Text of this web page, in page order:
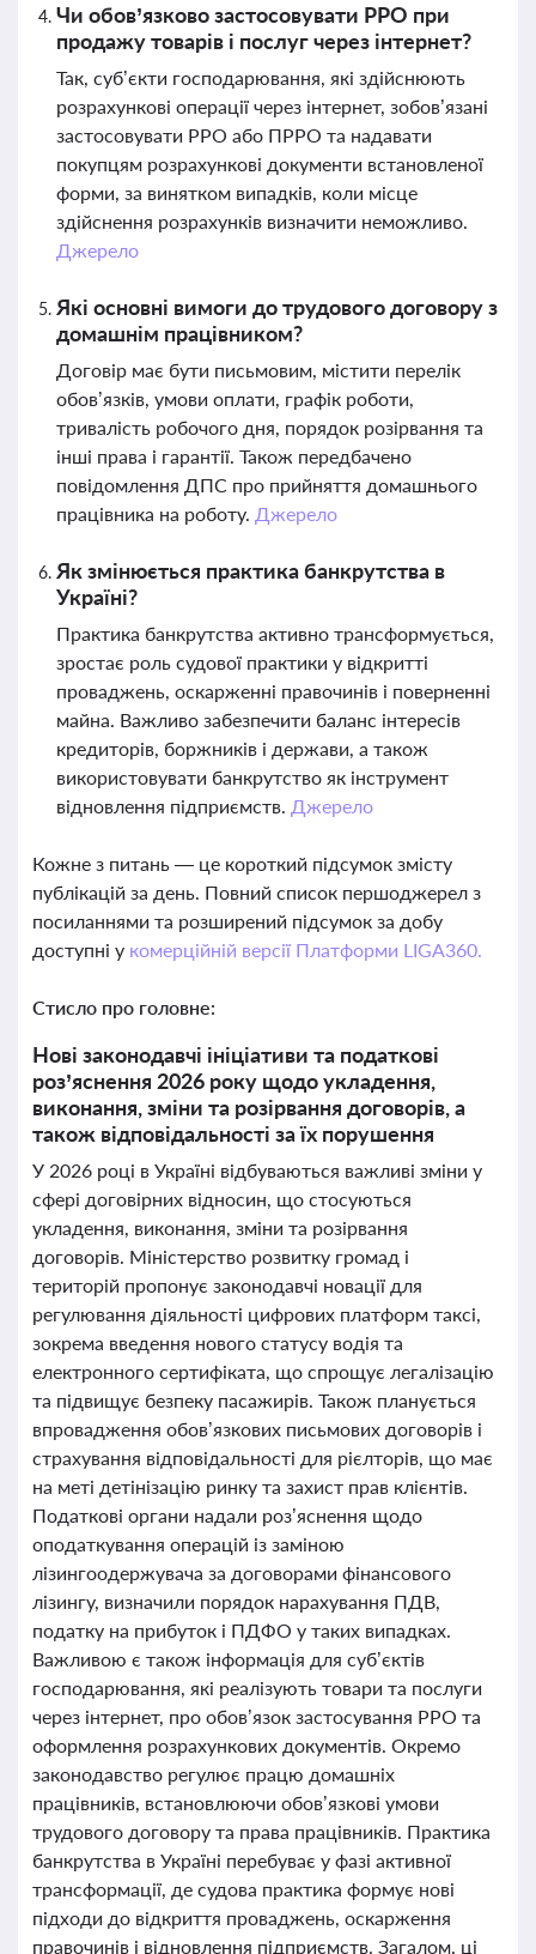
Чи обов’язково застосовувати РРО при
продажу товарів і послуг через інтернет?
Так, суб’єкти господарювання, які здійснюють
розрахункові операції через інтернет, зобов’язані
застосовувати РРО або ПРРО та надавати
покупцям розрахункові документи встановленої
форми, за винятком випадків, коли місце
здійснення розрахунків визначити неможливо.
Джерело
Які основні вимоги до трудового договору з
домашнім працівником?
Договір має бути письмовим, містити перелік
обов’язків, умови оплати, графік роботи,
тривалість робочого дня, порядок розірвання та
інші права і гарантії. Також передбачено
повідомлення ДПС про прийняття домашнього
працівника на роботу. Джерело
Як змінюється практика банкрутства в
Україні?
Практика банкрутства активно трансформується,
зростає роль судової практики у відкритті
проваджень, оскарженні правочинів і поверненні
майна. Важливо забезпечити баланс інтересів
кредиторів, боржників і держави, а також
використовувати банкрутство як інструмент
відновлення підприємств. Джерело
Кожне з питань — це короткий підсумок змісту
публікацій за день. Повний список першоджерел з
посиланнями та розширений підсумок за добу
доступні у комерційній версії Платформи LIGA360.
Стисло про головне:
Нові законодавчі ініціативи та податкові
роз’яснення 2026 року щодо укладення,
виконання, зміни та розірвання договорів, а
також відповідальності за їх порушення
У 2026 році в Україні відбуваються важливі зміни у
сфері договірних відносин, що стосуються
укладення, виконання, зміни та розірвання
договорів. Міністерство розвитку громад і
територій пропонує законодавчі новації для
регулювання діяльності цифрових платформ таксі,
зокрема введення нового статусу водія та
електронного сертифіката, що спрощує легалізацію
та підвищує безпеку пасажирів. Також планується
впровадження обов’язкових письмових договорів і
страхування відповідальності для рієлторів, що має
на меті детінізацію ринку та захист прав клієнтів.
Податкові органи надали роз’яснення щодо
оподаткування операцій із заміною
лізингоодержувача за договорами фінансового
лізингу, визначили порядок нарахування ПДВ,
податку на прибуток і ПДФО у таких випадках.
Важливою є також інформація для суб’єктів
господарювання, які реалізують товари та послуги
через інтернет, про обов’язок застосування РРО та
оформлення розрахункових документів. Окремо
законодавство регулює працю домашніх
працівників, встановлюючи обов’язкові умови
трудового договору та права працівників. Практика
банкрутства в Україні перебуває у фазі активної
трансформації, де судова практика формує нові
підходи до відкриття проваджень, оскарження
правочинів і відновлення підприємств. Загалом, ці